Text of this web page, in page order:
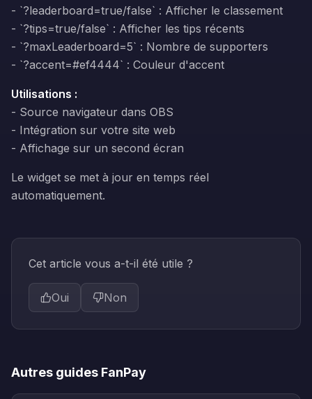
- `?leaderboard=true/false` : Afficher le classement
- `?tips=true/false` : Afficher les tips récents
- `?maxLeaderboard=5` : Nombre de supporters
- `?accent=#ef4444` : Couleur d'accent
Utilisations :
- Source navigateur dans OBS
- Intégration sur votre site web
- Affichage sur un second écran
Le widget se met à jour en temps réel
automatiquement.
Cet article vous a-t-il été utile ?
Oui Non
Autres guides FanPay